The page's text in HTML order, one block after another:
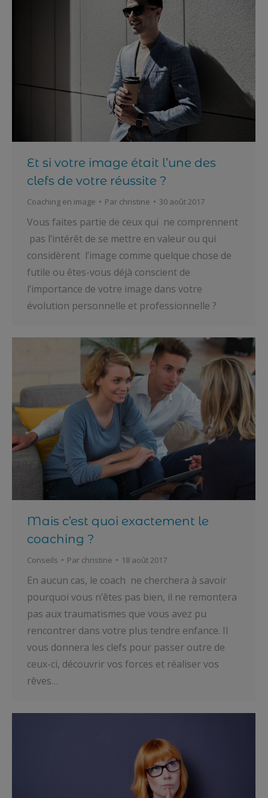
Et si votre image était l’une des
clefs de votre réussite ?
Coaching en image Par christine 30 août 2017
Vous faites partie de ceux qui ne comprennent
pas l’intérêt de se mettre en valeur ou qui
considèrent l’image comme quelque chose de
futile ou êtes-vous déjà conscient de
l’importance de votre image dans votre
évolution personnelle et professionnelle ?
Mais c’est quoi exactement le
coaching ?
Conseils Par christine 18 août 2017
En aucun cas, le coach ne cherchera à savoir
pourquoi vous n’êtes pas bien, il ne remontera
pas aux traumatismes que vous avez pu
rencontrer dans votre plus tendre enfance. Il
vous donnera les clefs pour passer outre de
ceux-ci, découvrir vos forces et réaliser vos
rêves…